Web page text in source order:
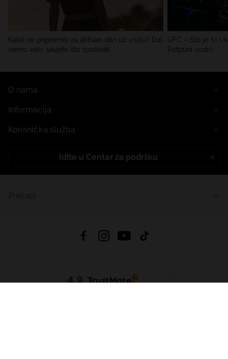
Kako se pripremiti za aktivan dan uz vodu? Dat
ćemo vam savjete što spakirati
UFC – Što je to i
Potpuni vodič
O nama
Informacija
Korisnička služba
Idite u Centar za podršku
4.9